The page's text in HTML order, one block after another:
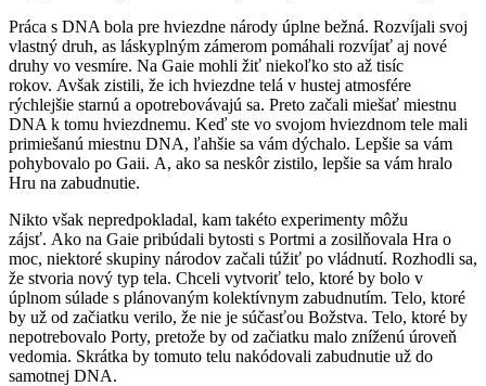
Práca s DNA bola pre hviezdne národy úplne bežná. Rozvíjali svoj
vlastný druh, as láskyplným zámerom pomáhali rozvíjať aj nové
druhy vo vesmíre. Na Gaie mohli žiť niekoľko sto až tisíc
rokov. Avšak zistili, že ich hviezdne telá v hustej atmosfére
rýchlejšie starnú a opotrebovávajú sa. Preto začali miešať miestnu
DNA k tomu hviezdnemu. Keď ste vo svojom hviezdnom tele mali
primiešanú miestnu DNA, ľahšie sa vám dýchalo. Lepšie sa vám
pohybovalo po Gaii. A, ako sa neskôr zistilo, lepšie sa vám hralo
Hru na zabudnutie.
Nikto však nepredpokladal, kam takéto experimenty môžu
zájsť. Ako na Gaie pribúdali bytosti s Portmi a zosilňovala Hra o
moc, niektoré skupiny národov začali túžiť po vládnutí. Rozhodli sa,
že stvoria nový typ tela. Chceli vytvoriť telo, ktoré by bolo v
úplnom súlade s plánovaným kolektívnym zabudnutím. Telo, ktoré
by už od začiatku verilo, že nie je súčasťou Božstva. Telo, ktoré by
nepotrebovalo Porty, pretože by od začiatku malo zníženú úroveň
vedomia. Skrátka by tomuto telu nakódovali zabudnutie už do
samotnej DNA.